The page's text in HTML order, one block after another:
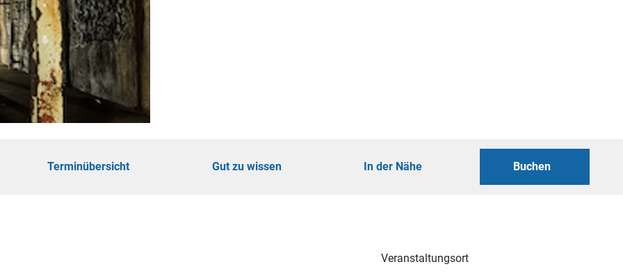
Terminübersicht Gut zu wissen In der Nähe Buchen
Veranstaltungsort